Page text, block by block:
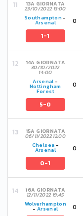
13A GIORNATA
23/10/2022 13:00
Southampton-
Arsenal
1-1
0
14A GIORNATA
30/10/2022
14:00
Arsenal -
Nottingham
Forest
5-0
0
15A GIORNATA
06/11/2022 12:00
Chelsea -
Arsenal
0-1
0
16A GIORNATA
12/11/2022 19:45
Wolverhampton
- Arsenal 0